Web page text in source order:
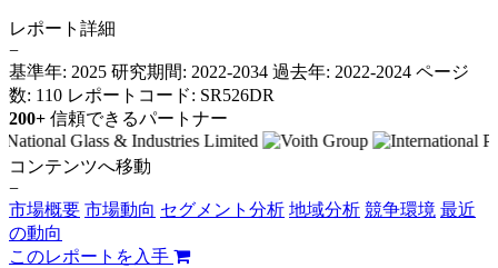
レポート詳細
−
基準年: 2025 研究期間: 2022-2034 過去年: 2022-2024 ページ
数: 110 レポートコード: SR526DR
200+ 信頼できるパートナー
コンテンツへ移動
−
市場概要 市場動向 セグメント分析 地域分析 競争環境 最近
の動向
このレポートを入手